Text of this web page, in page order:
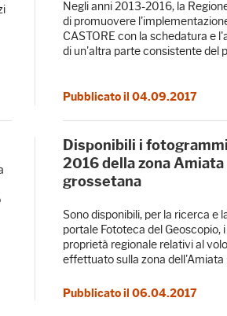
Negli anni 2013-2016, la
di promuovere
CASTORE con la schedatura e
di un'altra parte consistente del
Pubblicato il 04.09.2017
Disponibili i fotogrammi
2016 della zona Amiata
grossetana
Sono disponibili, per la ricerca e
portale Fototeca del Geoscopio,
proprietà regionale relativi al
effettuato sulla zona dell'Amiata
Pubblicato il 06.04.2017